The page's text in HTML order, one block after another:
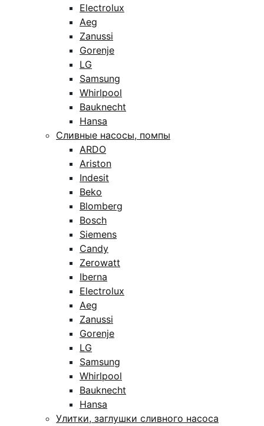
Electrolux
Aeg
Zanussi
Gorenje
LG
Samsung
Whirlpool
Bauknecht
Hansa
Сливные насосы, помпы
ARDO
Ariston
Indesit
Beko
Blomberg
Bosch
Siemens
Candy
Zerowatt
Iberna
Electrolux
Aeg
Zanussi
Gorenje
LG
Samsung
Whirlpool
Bauknecht
Hansa
Улитки, заглушки сливного насоса